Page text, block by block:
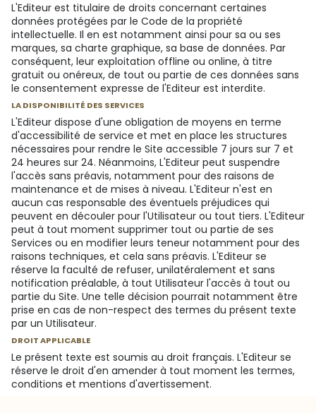
L'Editeur est titulaire de droits concernant certaines
données protégées par le Code de la propriété
intellectuelle. Il en est notamment ainsi pour sa ou ses
marques, sa charte graphique, sa base de données. Par
conséquent, leur exploitation offline ou online, à titre
gratuit ou onéreux, de tout ou partie de ces données sans
le consentement expresse de l'Editeur est interdite.
LA DISPONIBILITÉ DES SERVICES
L'Editeur dispose d'une obligation de moyens en terme
d'accessibilité de service et met en place les structures
nécessaires pour rendre le Site accessible 7 jours sur 7 et
24 heures sur 24. Néanmoins, L'Editeur peut suspendre
l'accès sans préavis, notamment pour des raisons de
maintenance et de mises à niveau. L'Editeur n'est en
aucun cas responsable des éventuels préjudices qui
peuvent en découler pour l'Utilisateur ou tout tiers. L'Editeur
peut à tout moment supprimer tout ou partie de ses
Services ou en modifier leurs teneur notamment pour des
raisons techniques, et cela sans préavis. L'Editeur se
réserve la faculté de refuser, unilatéralement et sans
notification préalable, à tout Utilisateur l'accès à tout ou
partie du Site. Une telle décision pourrait notamment être
prise en cas de non-respect des termes du présent texte
par un Utilisateur.
DROIT APPLICABLE
Le présent texte est soumis au droit français. L'Editeur se
réserve le droit d'en amender à tout moment les termes,
conditions et mentions d'avertissement.